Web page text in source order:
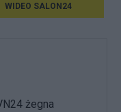
WIDEO SALON24
żegna